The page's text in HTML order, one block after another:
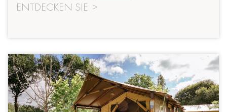
ENTDECKEN SIE >